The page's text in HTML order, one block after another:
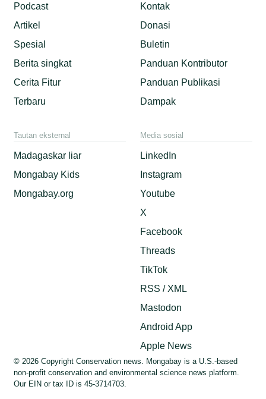
Podcast
Artikel
Spesial
Berita singkat
Cerita Fitur
Terbaru
Kontak
Donasi
Buletin
Panduan Kontributor
Panduan Publikasi
Dampak
Tautan eksternal
Madagaskar liar
Mongabay Kids
Mongabay.org
Media sosial
LinkedIn
Instagram
Youtube
X
Facebook
Threads
TikTok
RSS / XML
Mastodon
Android App
Apple News
© 2026 Copyright Conservation news. Mongabay is a U.S.-based
non-profit conservation and environmental science news platform.
Our EIN or tax ID is 45-3714703.